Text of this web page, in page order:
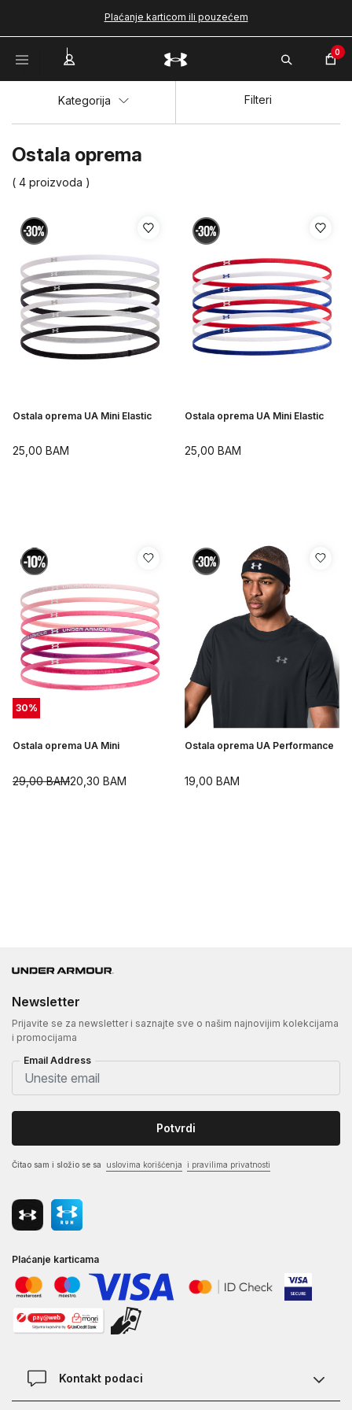
Plaćanje karticom ili pouzećem
0
Ostala oprema
( 4 proizvoda )
Kategorija Filteri
Ostala oprema UA Mini Elastic
25,00 BAM
Ostala oprema UA Mini Elastic
25,00 BAM
30%
Ostala oprema UA Mini
20,30 BAM
29,00BAM
Ostala oprema UA Performance
19,00 BAM
Newsletter
Prijavite se za newsletter i saznajte sve o našim najnovijim kolekcijama
i promocijama
Email Address
Potvrdi
Čitao sam i složio se sa uslovima korišćenja i pravilima privatnosti
Plaćanje karticama
Kontakt podaci